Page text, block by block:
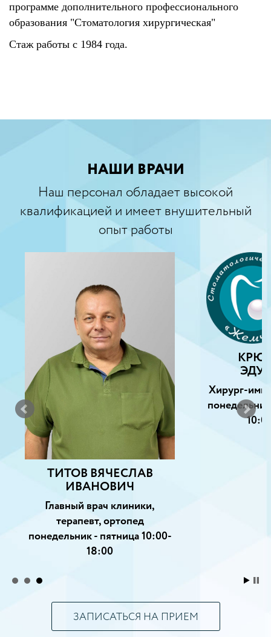
программе дополнительного профессионального
образования "Стоматология хирургическая"
Стаж работы с 1984 года.
НАШИ ВРАЧИ
Наш персонал обладает высокой
квалификацией и имеет внушительный
опыт работы
10:00-
КРЮКОВ ОЛЕГ
ЭДУАРДОВИЧ
Хирург-имплантолог ортопед
понедельник, среда, пятница с
10:00 до 18:00
ЗАПИСАТЬСЯ НА ПРИЕМ